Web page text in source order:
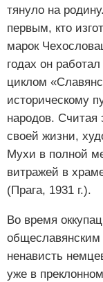
тянуло на
первым, кто
марок
годах он
циклом
историческому
народов. Считая
своей жизни,
Мухи в полной
витражей в
(Прага, 1931 г.).
Во время
ненависть
уже в